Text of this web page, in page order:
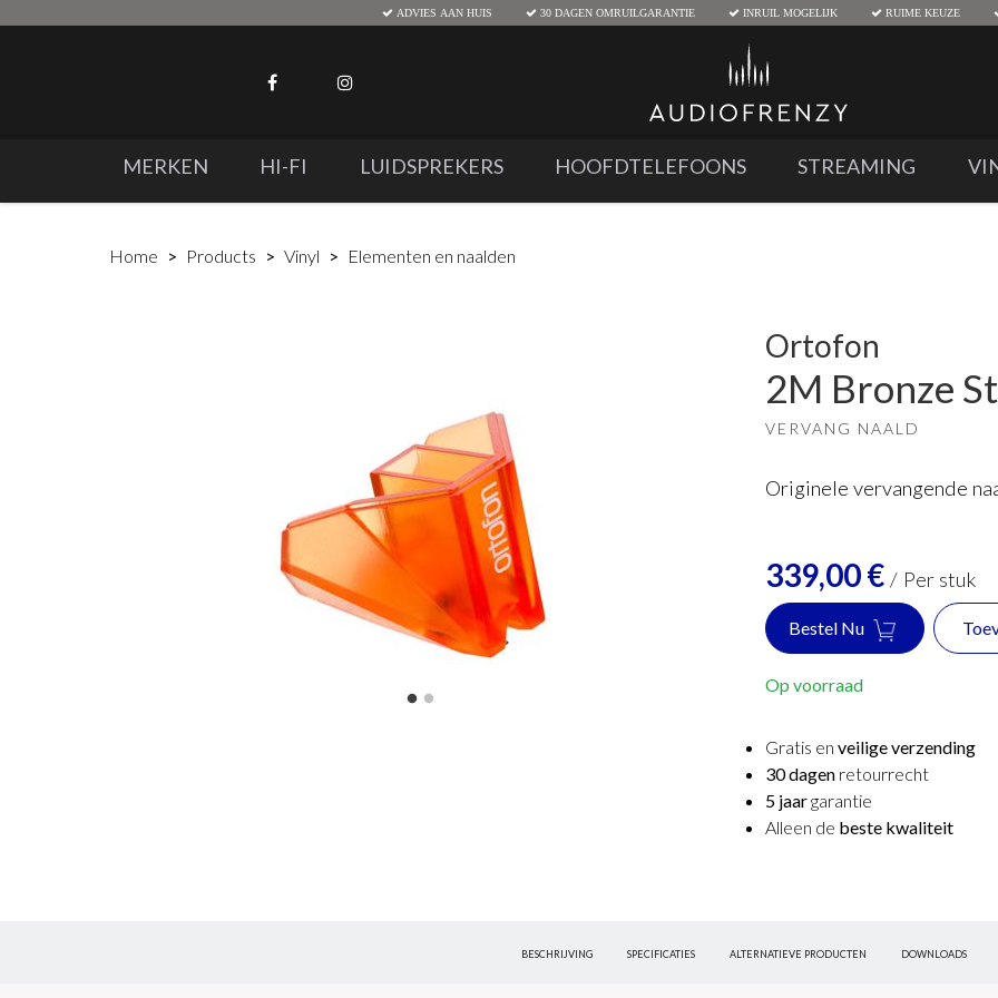
ADVIES AAN HUIS 30 DAGEN OMRUILGARANTIE INRUIL MOGELIJK RUIME KEUZE
MERKEN HI-FI LUIDSPREKERS HOOFDTELEFOONS STREAMING
Home Products Vinyl Elementen en naalden
Ortofon
2M Bronze
VERVANG NAALD
Originele vervangende
339,00€ / Per stuk
Bestel Nu
Op voorraad
Gratis en veilige verzending
30 dagen retourrecht
5 jaargarantie
Alleen de beste kwaliteit
BESCHRIJVING SPECIFICATIES ALTERNATIEVE PRODUCTEN DOWNLOADS